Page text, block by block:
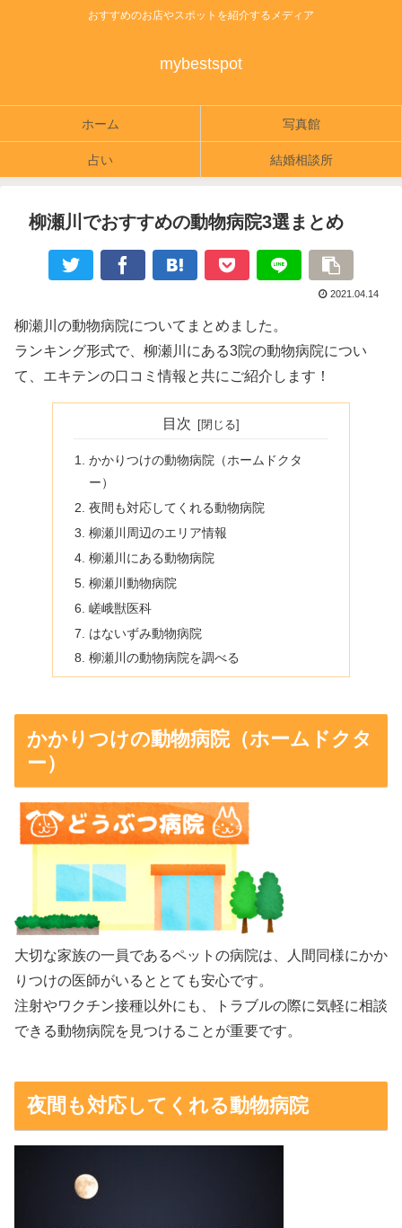
おすすめのお店やスポットを紹介するメディア
mybestspot
ホーム 写真館
占い 結婚相談所
柳瀬川でおすすめの動物病院3選まとめ
2021.04.14
柳瀬川の動物病院についてまとめました。
ランキング形式で、柳瀬川にある3院の動物病院につい
て、エキテンの口コミ情報と共にご紹介します！
目次
かかりつけの動物病院（ホームドクタ
ー）
夜間も対応してくれる動物病院
柳瀬川周辺のエリア情報
柳瀬川にある動物病院
柳瀬川動物病院
嵯峨獣医科
はないずみ動物病院
柳瀬川の動物病院を調べる
かかりつけの動物病院（ホームドクタ
ー）
大切な家族の一員であるペットの病院は、人間同様にかか
りつけの医師がいるととても安心です。
注射やワクチン接種以外にも、トラブルの際に気軽に相談
できる動物病院を見つけることが重要です。
夜間も対応してくれる動物病院